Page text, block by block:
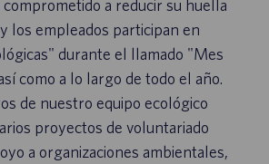
a reducir su huella
los empleados participan en
durante el llamado "Mes
como a lo largo de todo el año.
de nuestro equipo ecológico
proyectos de voluntariado
a organizaciones ambientales,